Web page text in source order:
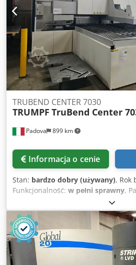
Padova 899 km
TRUBEND CENTER 7030
TRUMPF TruBend Center
Informacja o cenie
Stan: bardzo dobry (używany), Rok
Funkcjonalność: w pełni sprawny,
model 7030, rok produkcji 2016,
maszyna kompletna ze wszystkimi
kąt gięcia ACB i system
dostępność natychmiastowa.